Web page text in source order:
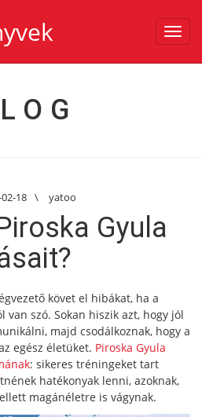
18 \ yatoo
Gyula
követ el hibákat, ha a
szó. Sokan hiszik azt, hogy jól
majd csodálkoznak, hogy a
egész életüket. Piroska Gyula
: sikeres tréningeket tart
hatékonyak lenni, azoknak,
magánéletre is vágynak.